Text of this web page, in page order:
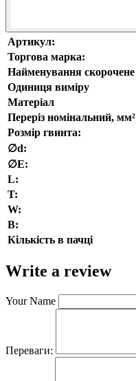
Артикул:
Торгова марка:
Найменування скорочене
Одиниця виміру
Матеріал
Переріз номінальний, мм²
Розмір гвинта:
∅d:
∅E:
L:
T:
W:
В:
Кількість в пачці
Write a review
Your Name
Переваги: